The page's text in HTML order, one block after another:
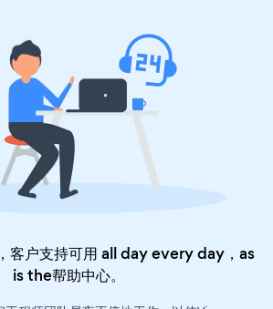
户支持可用 all day every day，as
is the帮助中心。